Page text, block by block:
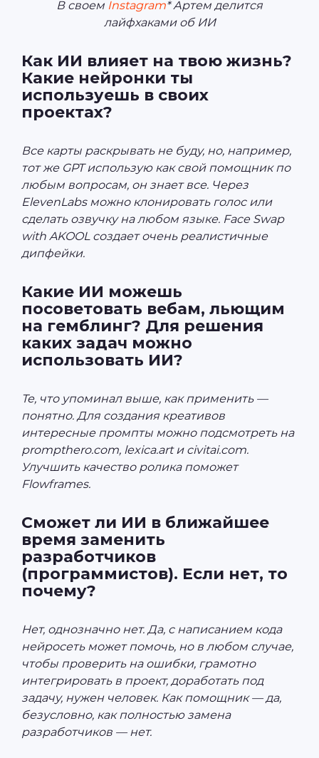
В своем Instagram* Артем делится
лайфхаками об ИИ
Как ИИ влияет на твою жизнь?
Какие нейронки ты
используешь в своих
проектах?
Все карты раскрывать не буду, но, например,
тот же GPT использую как свой помощник по
любым вопросам, он знает все. Через
ElevenLabs можно клонировать голос или
сделать озвучку на любом языке. Face Swap
with AKOOL создает очень реалистичные
дипфейки.
Какие ИИ можешь
посоветовать вебам, льющим
на гемблинг? Для решения
каких задач можно
использовать ИИ?
Те, что упоминал выше, как применить —
понятно. Для создания креативов
интересные промпты можно подсмотреть на
prompthero.com, lexica.art и civitai.com.
Улучшить качество ролика поможет
Flowframes.
Сможет ли ИИ в ближайшее
время заменить
разработчиков
(программистов). Если нет, то
почему?
Нет, однозначно нет. Да, с написанием кода
нейросеть может помочь, но в любом случае,
чтобы проверить на ошибки, грамотно
интегрировать в проект, доработать под
задачу, нужен человек. Как помощник — да,
безусловно, как полностью замена
разработчиков — нет.